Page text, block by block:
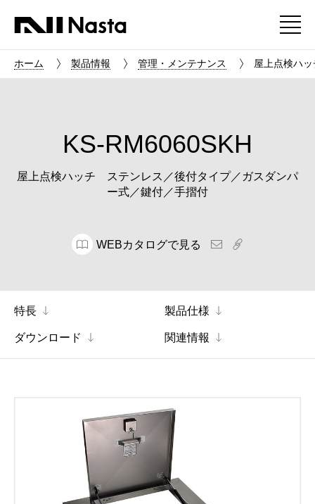
ホーム 製品情報 管理・メンテナンス 屋上点検ハ
KS-RM6060SKH
屋上点検ハッチ ステンレス／後付タイプ／ガスダンパ
ー式／鍵付／手摺付
WEBカタログで見る
特長 製品仕様
ダウンロード 関連情報